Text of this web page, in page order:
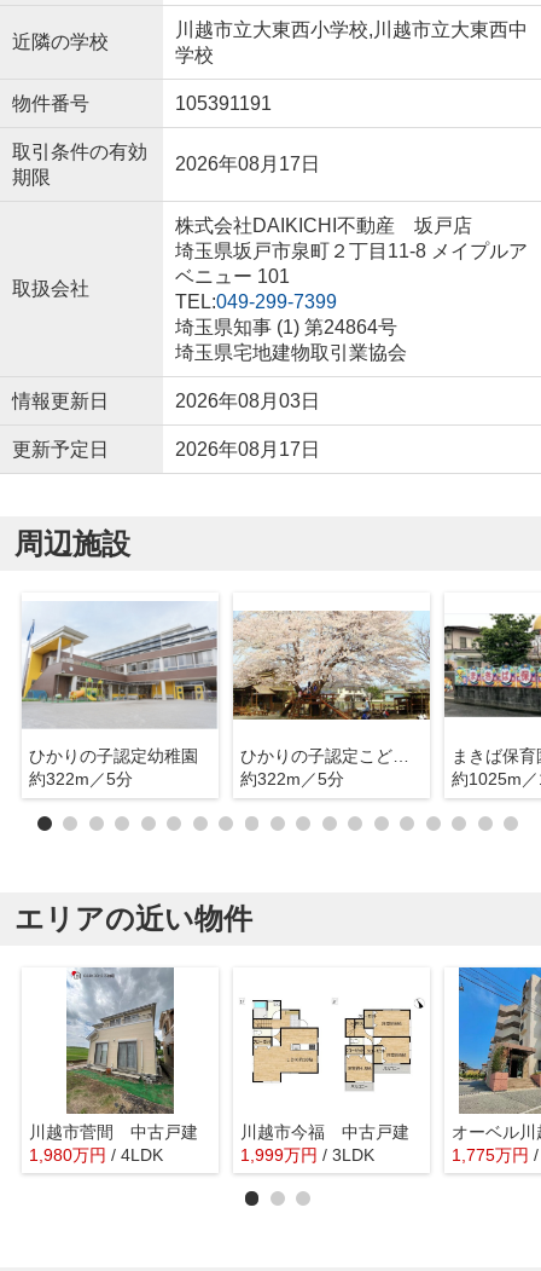
近隣の学校
川越市立大東西小学校,川越市立大東西中
学校
物件番号 105391191
取引条件の有効
期限
2026年08月17日
取扱会社
株式会社DAIKICHI不動産 坂戸店
埼玉県坂戸市泉町２丁目11-8 メイプルア
ベニュー 101
TEL:049-299-7399
埼玉県知事 (1) 第24864号
埼玉県宅地建物取引業協会
情報更新日 2026年08月03日
更新予定日 2026年08月17日
周辺施設
ひかりの子認定幼稚園
約322m／5分
ひかりの子認定こども園
約322m／5分
まきば保育
約1025m
エリアの近い物件
川越市菅間 中古戸建
1,980万円 / 4LDK
川越市今福 中古戸建
1,999万円 / 3LDK
オーベル
1,775万円